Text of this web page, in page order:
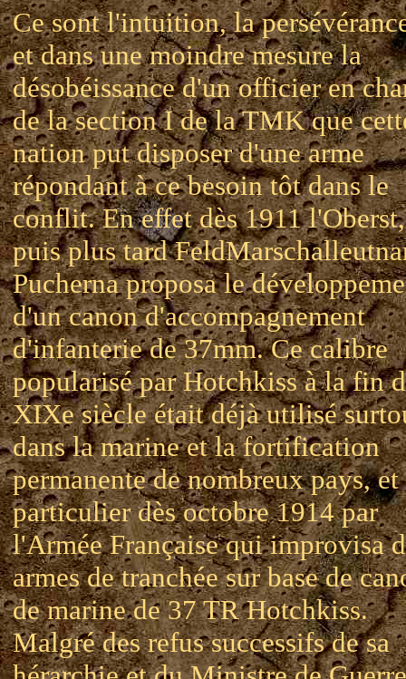
Ce sont l'intuition, la
et dans une moindre mesure la
désobéissance d'un officier en
de la section I de la TMK que
nation put disposer d'une arme
répondant à ce besoin tôt dans le
conflit. En effet dès 1911 l'Oberst,
puis plus tard
Pucherna proposa le
d'un canon d'accompagnement
d'infanterie de 37mm. Ce calibre
popularisé par Hotchkiss à la fin
XIXe siècle était déjà utilisé
dans la marine et la fortification
permanente de nombreux pays, et
particulier dès octobre 1914 par
l'Armée Française qui improvisa
armes de tranchée sur base de
de marine de 37 TR Hotchkiss.
Malgré des refus successifs de sa